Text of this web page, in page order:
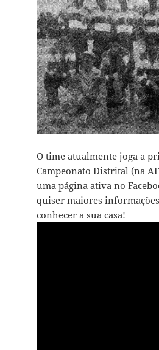
O time atualmente joga a
Campeonato Distrital (na
uma página ativa no
quiser maiores
conhecer a sua casa!